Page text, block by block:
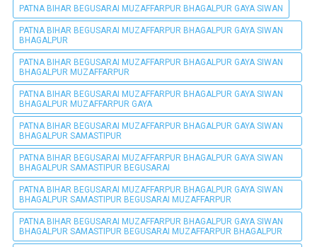
PATNA BIHAR BEGUSARAI MUZAFFARPUR BHAGALPUR GAYA SIWAN
PATNA BIHAR BEGUSARAI MUZAFFARPUR BHAGALPUR GAYA SIWAN
BHAGALPUR
PATNA BIHAR BEGUSARAI MUZAFFARPUR BHAGALPUR GAYA SIWAN
BHAGALPUR MUZAFFARPUR
PATNA BIHAR BEGUSARAI MUZAFFARPUR BHAGALPUR GAYA SIWAN
BHAGALPUR MUZAFFARPUR GAYA
PATNA BIHAR BEGUSARAI MUZAFFARPUR BHAGALPUR GAYA SIWAN
BHAGALPUR SAMASTIPUR
PATNA BIHAR BEGUSARAI MUZAFFARPUR BHAGALPUR GAYA SIWAN
BHAGALPUR SAMASTIPUR BEGUSARAI
PATNA BIHAR BEGUSARAI MUZAFFARPUR BHAGALPUR GAYA SIWAN
BHAGALPUR SAMASTIPUR BEGUSARAI MUZAFFARPUR
PATNA BIHAR BEGUSARAI MUZAFFARPUR BHAGALPUR GAYA SIWAN
BHAGALPUR SAMASTIPUR BEGUSARAI MUZAFFARPUR BHAGALPUR